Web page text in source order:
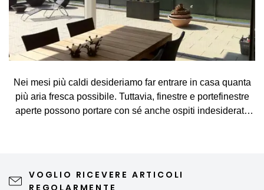
Nei mesi più caldi desideriamo far entrare in casa quanta
più aria fresca possibile. Tuttavia, finestre e portefinestre
aperte possono portare con sé anche ospiti indesiderati,
VOGLIO RICEVERE ARTICOLI